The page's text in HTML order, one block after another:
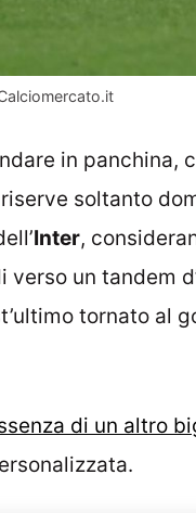
in panchina,
soltanto
Inter,
verso un tandem
tornato al
di un altro